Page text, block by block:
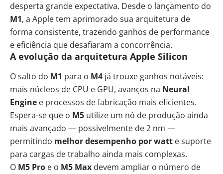
desperta grande expectativa. Desde o lançamento do
M1, a Apple tem aprimorado sua arquitetura de
forma consistente, trazendo ganhos de performance
e eficiência que desafiaram a concorrência.
A evolução da arquitetura Apple Silicon
O salto do M1 para o M4 já trouxe ganhos notáveis:
mais núcleos de CPU e GPU, avanços na Neural
Engine e processos de fabricação mais eficientes.
Espera-se que o M5 utilize um nó de produção ainda
mais avançado — possivelmente de 2 nm —
permitindo melhor desempenho por watt e suporte
para cargas de trabalho ainda mais complexas.
O M5 Pro e o M5 Max devem ampliar o número de